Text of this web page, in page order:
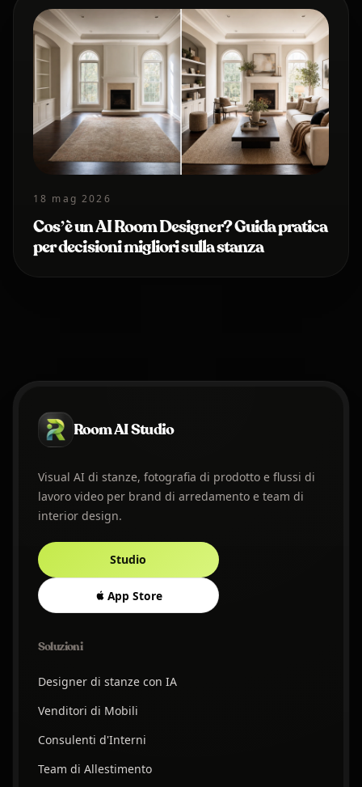
18 mag 2026
Cos’è un AI Room Designer? Guida pratica
per decisioni migliori sulla stanza
Room AI Studio
Visual AI di stanze, fotografia di prodotto e flussi di
lavoro video per brand di arredamento e team di
interior design.
Studio
App Store
Soluzioni
Designer di stanze con IA
Venditori di Mobili
Consulenti d'Interni
Team di Allestimento